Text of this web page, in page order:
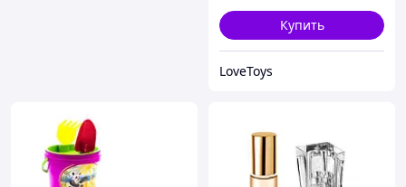
Купить
LoveToys